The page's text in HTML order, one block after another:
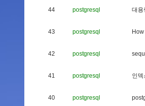
44 postgresql 대 용
43 postgresql How
42 postgresql sequ
41 postgresql 인덱
40 postgresql post